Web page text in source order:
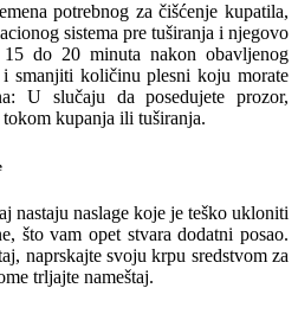
potrebnog za čišćenje kupatila,
sistema pre tuširanja i njegovo
do 20 minuta nakon obavljenog
smanjiti količinu plesni koju morate
U slučaju da posedujete prozor,
kupanja ili tuširanja.
nastaju naslage koje je teško ukloniti
što vam opet stvara dodatni posao.
naprskajte svoju krpu sredstvom za
trljajte nameštaj.